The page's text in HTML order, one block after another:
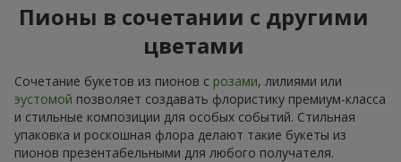
Пионы в сочетании с другими
цветами
Сочетание букетов из пионов с розами, лилиями или
эустомой позволяет создавать флористику премиум-класса
и стильные композиции для особых событий. Стильная
упаковка и роскошная флора делают такие букеты из
пионов презентабельными для любого получателя.